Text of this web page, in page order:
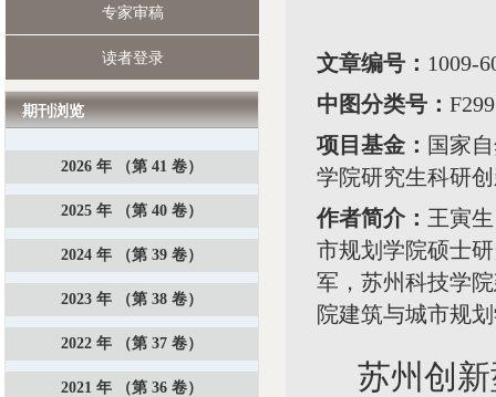
文章编号： 1009-
中图分类号：
项目基金： 国家
学院研究生科研
作者简介： 王寅
市规划学院硕士
军，苏州科技学
院建筑与城市规
苏州创
专家审稿
读者登录
期刊浏览
2026 年 （第 41 卷）
2025 年 （第 40 卷）
2024 年 （第 39 卷）
2023 年 （第 38 卷）
2022 年 （第 37 卷）
2021 年 （第 36 卷）